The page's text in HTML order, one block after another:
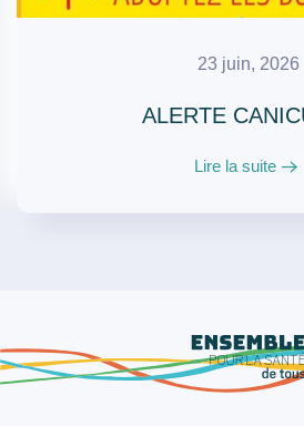
23 juin, 2026
ALERTE
Lire la suite